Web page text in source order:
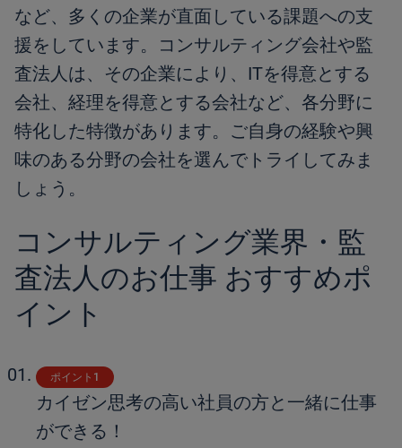
など、多くの企業が直面している課題への支
援をしています。コンサルティング会社や監
査法人は、その企業により、ITを得意とする
会社、経理を得意とする会社など、各分野に
特化した特徴があります。ご自身の経験や興
味のある分野の会社を選んでトライしてみま
しょう。
コンサルティング業界・監
査法人のお仕事 おすすめポ
イント
ポイント1
カイゼン思考の高い社員の方と一緒に仕事
ができる！